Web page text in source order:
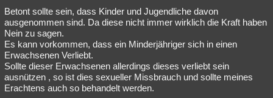
Betont sollte sein, dass Kinder und Jugendliche davon
ausgenommen sind. Da diese nicht immer wirklich die Kraft haben
Nein zu sagen.
Es kann vorkommen, dass ein Minderjähriger sich in einen
Erwachsenen Verliebt.
Sollte dieser Erwachsenen allerdings dieses verliebt sein
ausnützen , so ist dies sexueller Missbrauch und sollte meines
Erachtens auch so behandelt werden.